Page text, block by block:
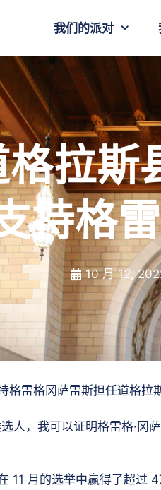
我们的派对
拉斯
持格
10 月 12,
雷格冈萨雷斯担任道格拉
人，我可以证明格雷格·冈
11 月的选举中赢得了超过